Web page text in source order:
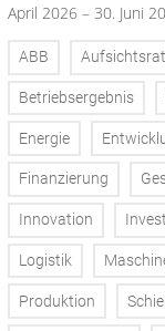
April 2026 – 30. Juni
ABB Aufsichtsrat
Betriebsergebnis
Energie
Finanzierung
Innovation
Logistik
Produktion